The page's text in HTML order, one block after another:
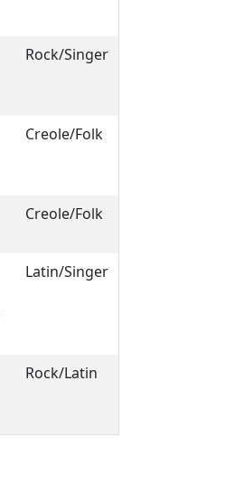
Rock/Singer
Creole/Folk
Creole/Folk
Latin/Singer
Rock/Latin